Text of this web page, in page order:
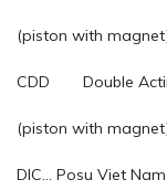
(piston with
CDD Double
(piston with
DIC… Posu Viet